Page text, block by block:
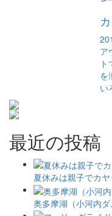
ア
を
い
最近の投稿
夏休みは親子でカ
奥多摩湖（小河内